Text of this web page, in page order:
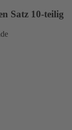
Satz 10-teilig